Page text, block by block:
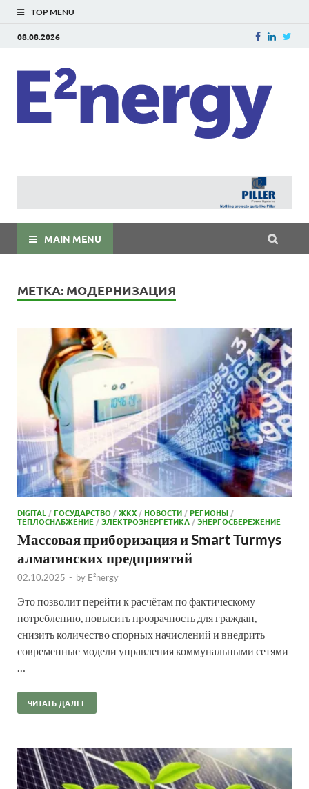
TOP MENU
08.08.2026
MAIN MENU
МЕТКА: МОДЕРНИЗАЦИЯ
DIGITAL /ГОСУДАРСТВО /ЖКХ /НОВОСТИ /РЕГИОНЫ /
ТЕПЛОСНАБЖЕНИЕ /ЭЛЕКТРОЭНЕРГЕТИКА /ЭНЕРГОСБЕРЕЖЕНИЕ
Массовая приборизация и Smart Turmys
алматинских предприятий
02.10.2025 - by E²nergy
Это позволит перейти к расчётам по фактическому
потреблению, повысить прозрачность для граждан,
снизить количество спорных начислений и внедрить
современные модели управления коммунальными сетями
…
ЧИТАТЬ ДАЛЕЕ